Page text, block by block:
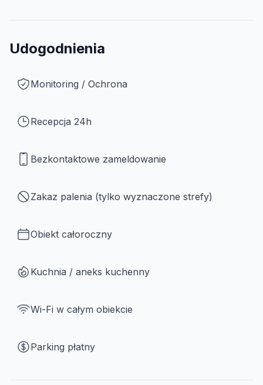
Udogodnienia
Monitoring / Ochrona
Recepcja 24h
Bezkontaktowe zameldowanie
Zakaz palenia (tylko wyznaczone strefy)
Obiekt całoroczny
Kuchnia / aneks kuchenny
Wi-Fi w całym obiekcie
Parking płatny